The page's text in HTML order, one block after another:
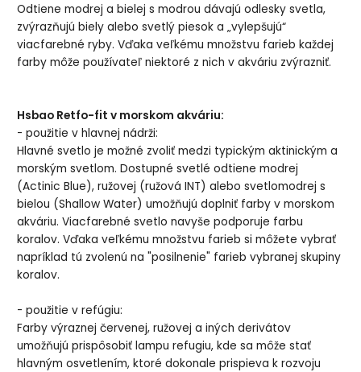
Odtiene modrej a bielej s modrou dávajú odlesky svetla,
zvýrazňujú biely alebo svetlý piesok a „vylepšujú“
viacfarebné ryby. Vďaka veľkému množstvu farieb každej
farby môže používateľ niektoré z nich v akváriu zvýrazniť.
Hsbao Retfo-fit v morskom akváriu:
- použitie v hlavnej nádrži:
Hlavné svetlo je možné zvoliť medzi typickým aktinickým a
morským svetlom. Dostupné svetlé odtiene modrej
(Actinic Blue), ružovej (ružová INT) alebo svetlomodrej s
bielou (Shallow Water) umožňujú doplniť farby v morskom
akváriu. Viacfarebné svetlo navyše podporuje farbu
koralov. Vďaka veľkému množstvu farieb si môžete vybrať
napríklad tú zvolenú na "posilnenie" farieb vybranej skupiny
koralov.
- použitie v refúgiu:
Farby výraznej červenej, ružovej a iných derivátov
umožňujú prispôsobiť lampu refugiu, kde sa môže stať
hlavným osvetlením, ktoré dokonale prispieva k rozvoju